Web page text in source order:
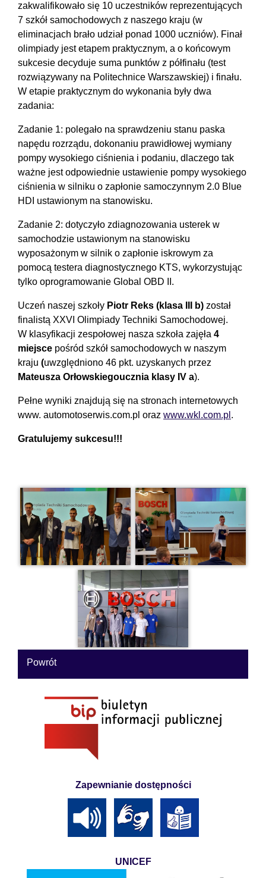
zakwalifikowało się 10 uczestników reprezentujących
7 szkół samochodowych z naszego kraju (w
eliminacjach brało udział ponad 1000 uczniów). Finał
olimpiady jest etapem praktycznym, a o końcowym
sukcesie decyduje suma punktów z półfinału (test
rozwiązywany na Politechnice Warszawskiej) i finału.
W etapie praktycznym do wykonania były dwa
zadania:
Zadanie 1: polegało na sprawdzeniu stanu paska
napędu rozrządu, dokonaniu prawidłowej wymiany
pompy wysokiego ciśnienia i podaniu, dlaczego tak
ważne jest odpowiednie ustawienie pompy wysokiego
ciśnienia w silniku o zapłonie samoczynnym 2.0 Blue
HDI ustawionym na stanowisku.
Zadanie 2: dotyczyło zdiagnozowania usterek w
samochodzie ustawionym na stanowisku
wyposażonym w silnik o zapłonie iskrowym za
pomocą testera diagnostycznego KTS, wykorzystując
tylko oprogramowanie Global OBD II.
Uczeń naszej szkoły Piotr Reks (klasa III b) został
finalistą XXVI Olimpiady Techniki Samochodowej.
W klasyfikacji zespołowej nasza szkoła zajęła 4
miejsce pośród szkół samochodowych w naszym
kraju (uwzględniono 46 pkt. uzyskanych przez
Mateusza Orłowskiegoucznia klasy IV a).
Pełne wyniki znajdują się na stronach internetowych
www. automotoserwis.com.pl oraz www.wkl.com.pl .
Gratulujemy sukcesu!!!
Powrót
Zapewnianie dostępności
UNICEF